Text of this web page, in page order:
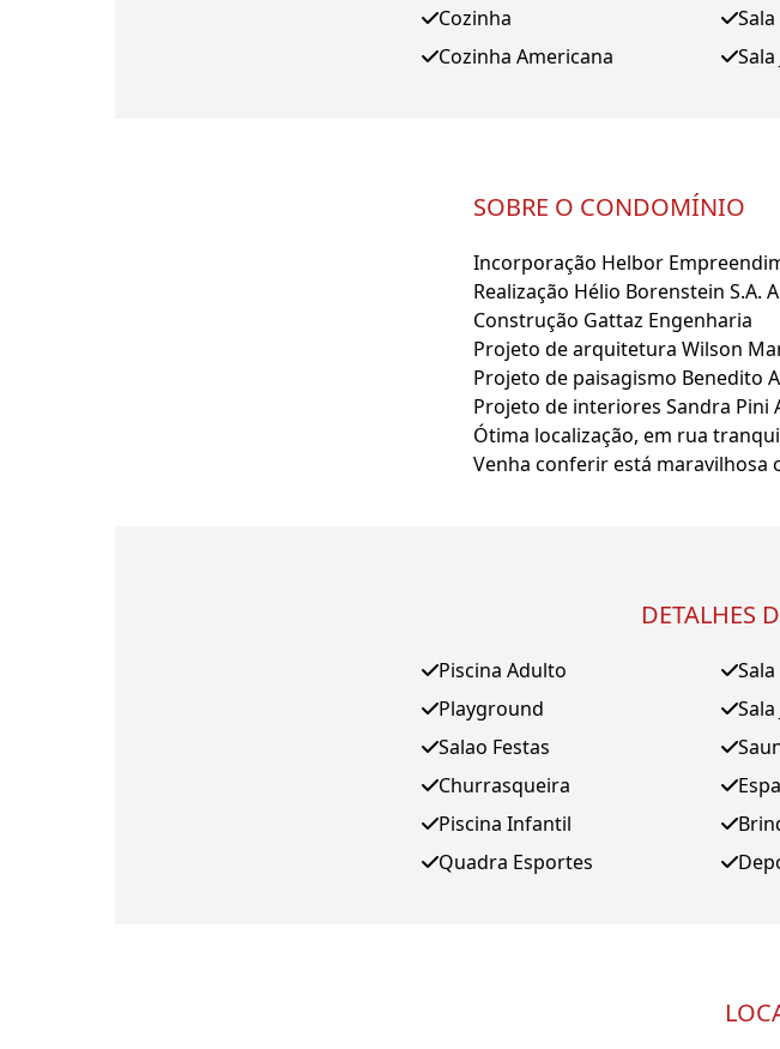
Cozinha
Cozinha Americana
SOBRE O CONDOMÍNIO
Incorporação Helbor
Realização Hélio Borenstein S.A.
Construção Gattaz Engenharia
Projeto de arquitetura Wilson
Projeto de paisagismo Benedito
Projeto de interiores Sandra
Ótima localização, em rua
Venha conferir está maravilhosa
DETALHES
Piscina Adulto
Playground
Salao Festas
Churrasqueira
Piscina Infantil
Quadra Esportes
Sala